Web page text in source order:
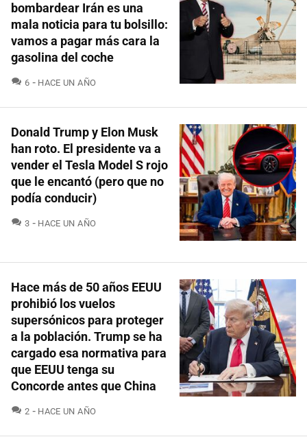
bombardear Irán es una
mala noticia para tu bolsillo:
vamos a pagar más cara la
gasolina del coche
6 COMENTARIOS
HACE UN AÑO
Donald Trump y Elon Musk
han roto. El presidente va a
vender el Tesla Model S rojo
que le encantó (pero que no
podía conducir)
3 COMENTARIOS
HACE UN AÑO
Hace más de 50 años EEUU
prohibió los vuelos
supersónicos para proteger
a la población. Trump se ha
cargado esa normativa para
que EEUU tenga su
Concorde antes que China
2 COMENTARIOS
HACE UN AÑO